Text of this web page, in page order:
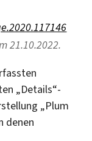
21.10.2022.
„Details“-
„Plum
denen